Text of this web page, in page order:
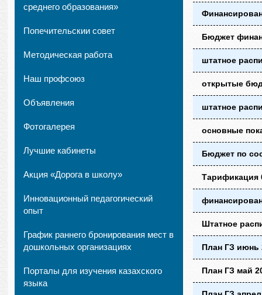
среднего образования»
Попечительскии совет
Методическая работа
Наш профсоюз
Объявления
Фотогалерея
Лучшие кабинеты
Акция «Дорога в школу»
Инновационный педагогический
опыт
График раннего бронирования мест в
дошкольных организациях
Порталы для изучения казахского
языка
Бюджет
штатное
открытые
штатное
основные
Бюджет по
Тарификация
Штатное
План ГЗ июнь
План ГЗ май